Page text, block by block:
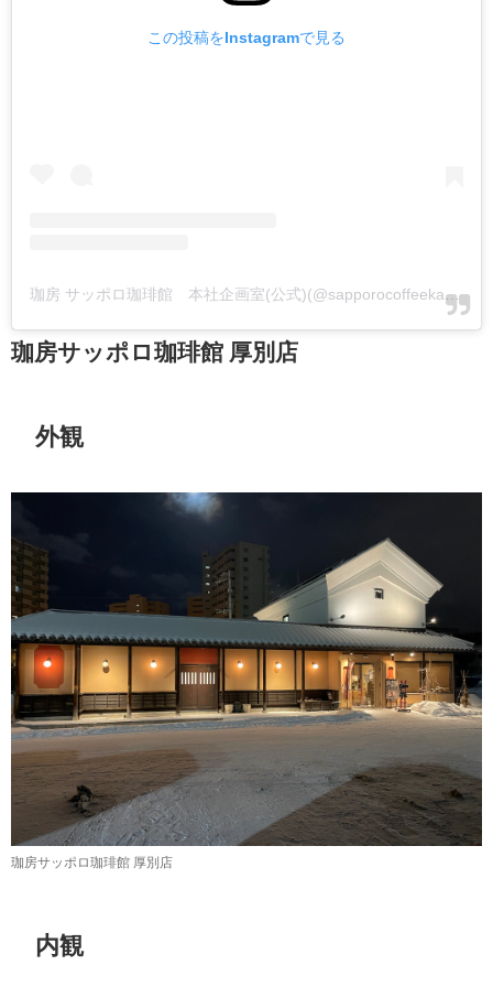
この投稿をInstagramで見る
珈房 サッポロ珈琲館 本社企画室(公式)(@sapporocoffeekan.corp)がシェアした投稿
珈房サッポロ珈琲館 厚別店
外観
珈房サッポロ珈琲館 厚別店
内観